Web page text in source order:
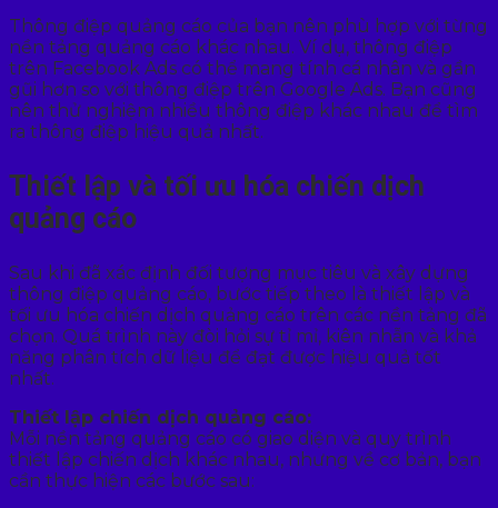
Thông điệp quảng cáo của bạn nên phù hợp với từng
nền tảng quảng cáo khác nhau. Ví dụ, thông điệp
trên Facebook Ads có thể mang tính cá nhân và gần
gũi hơn so với thông điệp trên Google Ads. Bạn cũng
nên thử nghiệm nhiều thông điệp khác nhau để tìm
ra thông điệp hiệu quả nhất.
Thiết lập và tối ưu hóa chiến dịch
quảng cáo
Sau khi đã xác định đối tượng mục tiêu và xây dựng
thông điệp quảng cáo, bước tiếp theo là thiết lập và
tối ưu hóa chiến dịch quảng cáo trên các nền tảng đã
chọn. Quá trình này đòi hỏi sự tỉ mỉ, kiên nhẫn và khả
năng phân tích dữ liệu để đạt được hiệu quả tốt
nhất.
Thiết lập chiến dịch quảng cáo:
Mỗi nền tảng quảng cáo có giao diện và quy trình
thiết lập chiến dịch khác nhau, nhưng về cơ bản, bạn
cần thực hiện các bước sau: